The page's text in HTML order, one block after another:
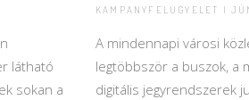
látható
sokan a
KAMPANYFELUGYELET |
A mindennapi városi
legtöbbször a buszok, a
digitális jegyrendszerek